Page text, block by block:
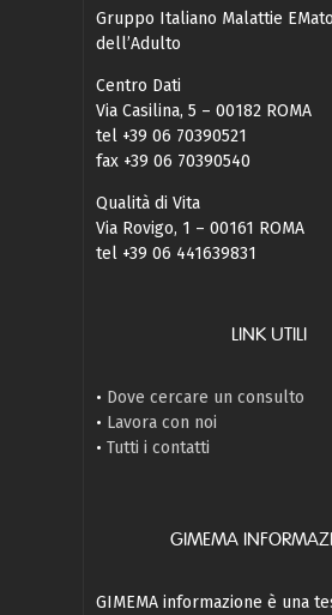
Gruppo Italiano Malattie
dell’Adulto
Centro Dati
Via Casilina, 5 – 00182 ROMA
tel +39 06 70390521
fax +39 06 70390540
Qualità di Vita
Via Rovigo, 1 – 00161 ROMA
tel +39 06 441639831
LINK UTILI
• Dove cercare un consulto
• Lavora con noi
• Tutti i contatti
GIMEMA
GIMEMA informazione è una